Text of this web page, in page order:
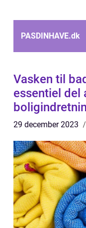
PASDINHAVE.dk
Vasken til
essentiel del
29 december 2023